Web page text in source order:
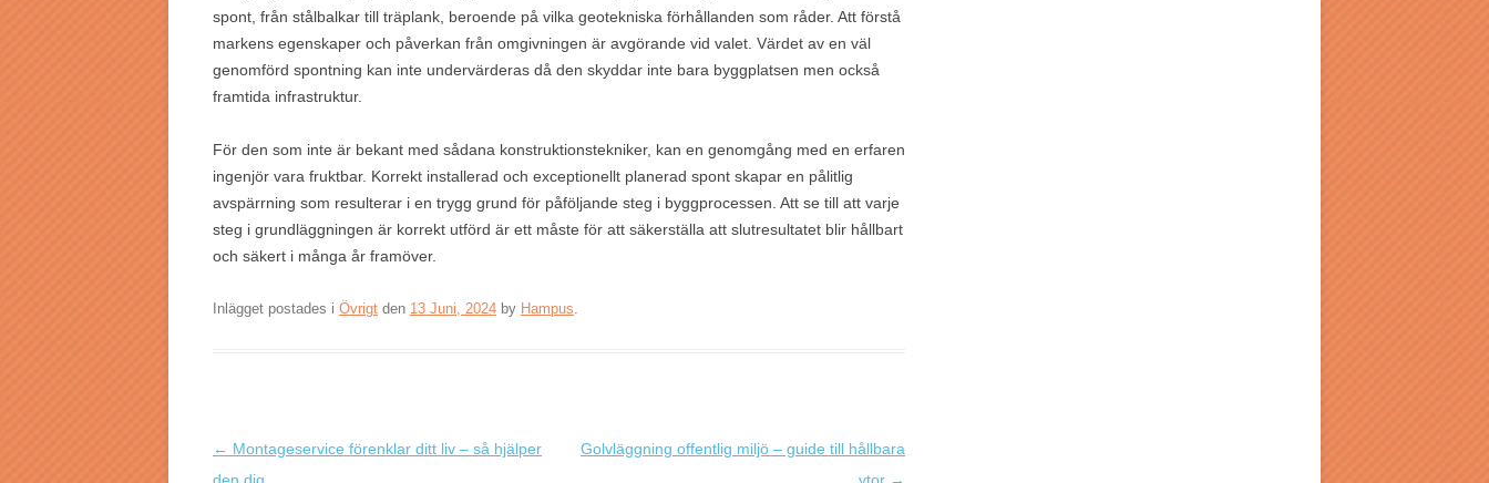
spont, från stålbalkar till träplank, beroende på vilka geotekniska förhållanden som råder. Att förstå
markens egenskaper och påverkan från omgivningen är avgörande vid valet. Värdet av en väl
genomförd spontning kan inte undervärderas då den skyddar inte bara byggplatsen men också
framtida infrastruktur.
För den som inte är bekant med sådana konstruktionstekniker, kan en genomgång med en erfaren
ingenjör vara fruktbar. Korrekt installerad och exceptionellt planerad spont skapar en pålitlig
avspärrning som resulterar i en trygg grund för påföljande steg i byggprocessen. Att se till att varje
steg i grundläggningen är korrekt utförd är ett måste för att säkerställa att slutresultatet blir hållbart
och säkert i många år framöver.
Inlägget postades i Övrigt den 13 Juni, 2024 by Hampus.
Inläggsnavigering
← Montageservice förenklar ditt liv – så hjälper
Golvläggning offentlig miljö – guide till hållbara